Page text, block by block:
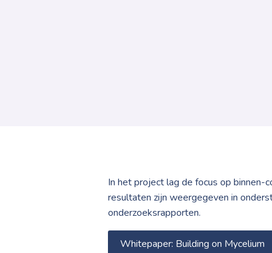
In het project lag de focus op binnen-
resultaten zijn weergegeven in
onderzoeksrapporten.
Whitepaper: Building on Mycelium